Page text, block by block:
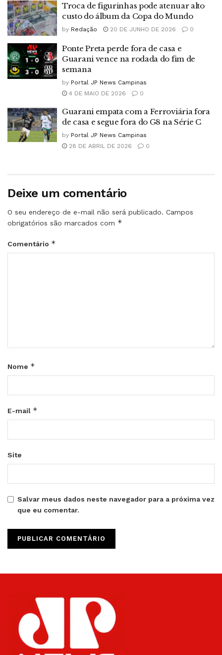
Troca de figurinhas pode atenuar alto
custo do álbum da Copa do Mundo
by Redação 20 DE JUNHO DE 2026 0
Ponte Preta perde fora de casa e
Guarani vence na rodada do fim de
semana
by Portal JP News Campinas
4 DE MAIO DE 2026
0
Guarani empata com a Ferroviária fora
de casa e segue fora do G8 na Série C
by Portal JP News Campinas
28 DE ABRIL DE 2026
0
Deixe um comentário
O seu endereço de e-mail não será publicado. Campos
obrigatórios são marcados com *
Comentário *
Nome *
E-mail *
Site
Salvar meus dados neste navegador para a próxima vez
que eu comentar.